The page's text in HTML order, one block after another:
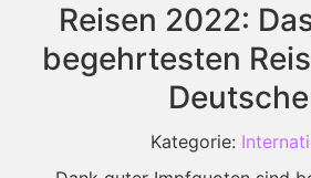
Reisen 2022:
begehrtesten
Kategorie: